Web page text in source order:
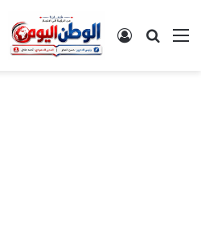
القائمةبحث عن تسجيل الدخول